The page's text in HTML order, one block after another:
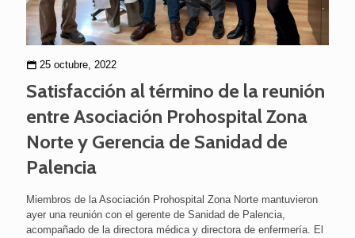
25 octubre, 2022
Satisfacción al término de la reunión
entre Asociación Prohospital Zona
Norte y Gerencia de Sanidad de
Palencia
Miembros de la Asociación Prohospital Zona Norte mantuvieron
ayer una reunión con el gerente de Sanidad de Palencia,
acompañado de la directora médica y directora de enfermería. El